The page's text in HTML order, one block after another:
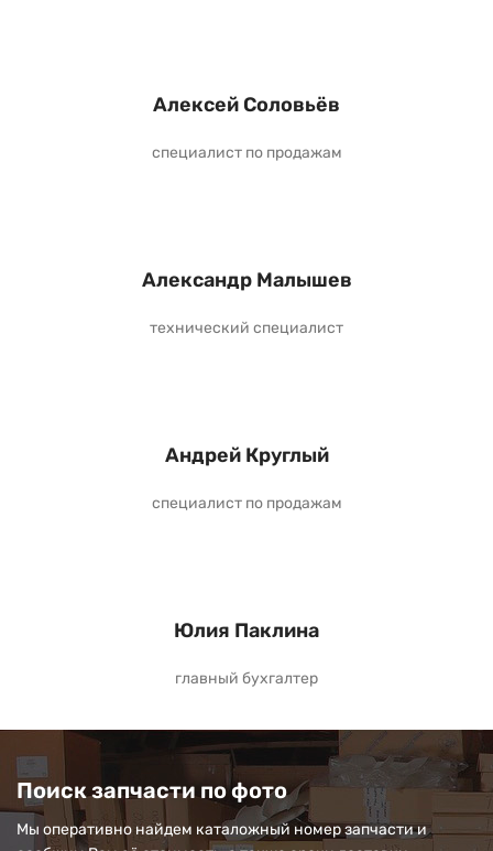
Алексей Соловьёв
специалист по продажам
Александр Малышев
технический специалист
Андрей Круглый
специалист по продажам
Юлия Паклина
главный бухгалтер
Поиск запчасти по фото
Мы оперативно найдем каталожный номер запчасти и